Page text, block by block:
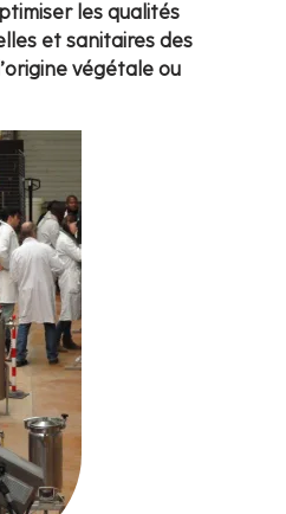
les qualités
et sanitaires des
végétale ou